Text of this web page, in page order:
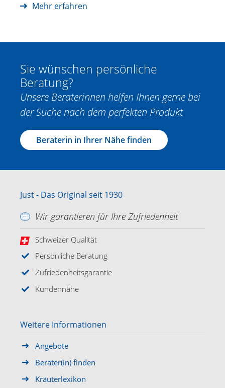
Mehr erfahren
Sie wünschen persönliche
Beratung?
Unsere Beraterinnen helfen Ihnen gerne bei
der Suche nach dem perfekten Produkt
Beraterin in Ihrer Nähe finden
Just - Das Original seit 1930
Wir garantieren für Ihre Zufriedenheit
Schweizer Qualität
Persönliche Beratung
Zufriedenheitsgarantie
Kundennähe
Weitere Informationen
Angebote
Berater(in) finden
Kräuterlexikon